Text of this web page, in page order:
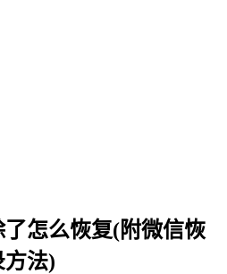
怎么恢复(附微信恢
法)